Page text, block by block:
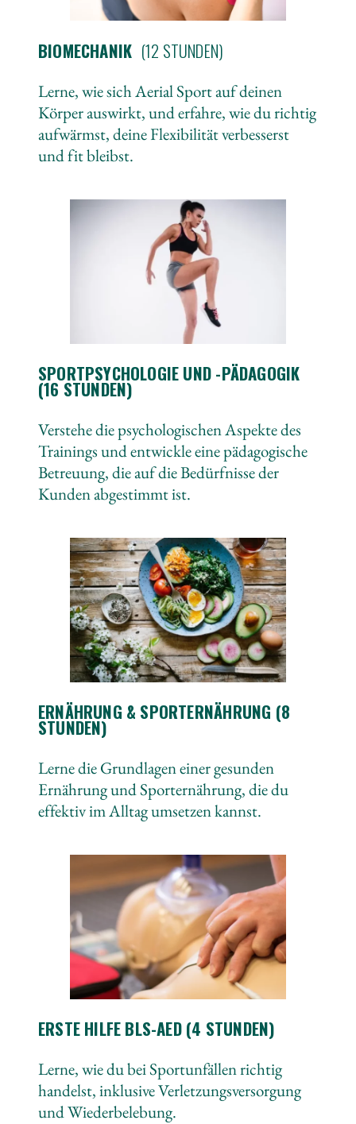
BIOMECHANIK (12 STUNDEN)
Lerne, wie sich Aerial Sport auf deinen
Körper auswirkt, und erfahre, wie du richtig
aufwärmst, deine Flexibilität verbesserst
und fit bleibst.
SPORTPSYCHOLOGIE UND -PÄDAGOGIK
(16 STUNDEN)
Verstehe die psychologischen Aspekte des
Trainings und entwickle eine pädagogische
Betreuung, die auf die Bedürfnisse der
Kunden abgestimmt ist.
ERNÄHRUNG & SPORTERNÄHRUNG (8
STUNDEN)
Lerne die Grundlagen einer gesunden
Ernährung und Sporternährung, die du
effektiv im Alltag umsetzen kannst.
ERSTE HILFE BLS-AED (4 STUNDEN)
Lerne, wie du bei Sportunfällen richtig
handelst, inklusive Verletzungsversorgung
und Wiederbelebung.